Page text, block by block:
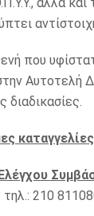
αλλά
που
Αυτοτελή
| τηλ.: 210